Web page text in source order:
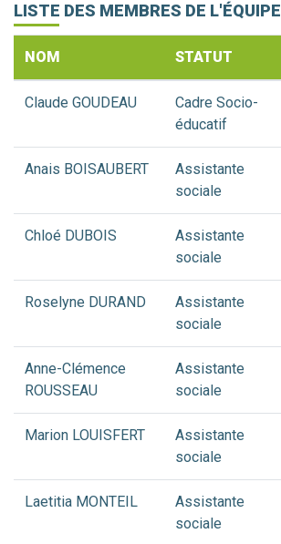
LISTE DES MEMBRES DE L'ÉQUIPE
NOM STATUT
Claude GOUDEAU
Cadre Socio-
éducatif
Anais BOISAUBERT
Assistante
sociale
Chloé DUBOIS
Assistante
sociale
Roselyne DURAND
Assistante
sociale
Anne-Clémence
ROUSSEAU
Assistante
sociale
Marion LOUISFERT
Assistante
sociale
Laetitia MONTEIL
Assistante
sociale